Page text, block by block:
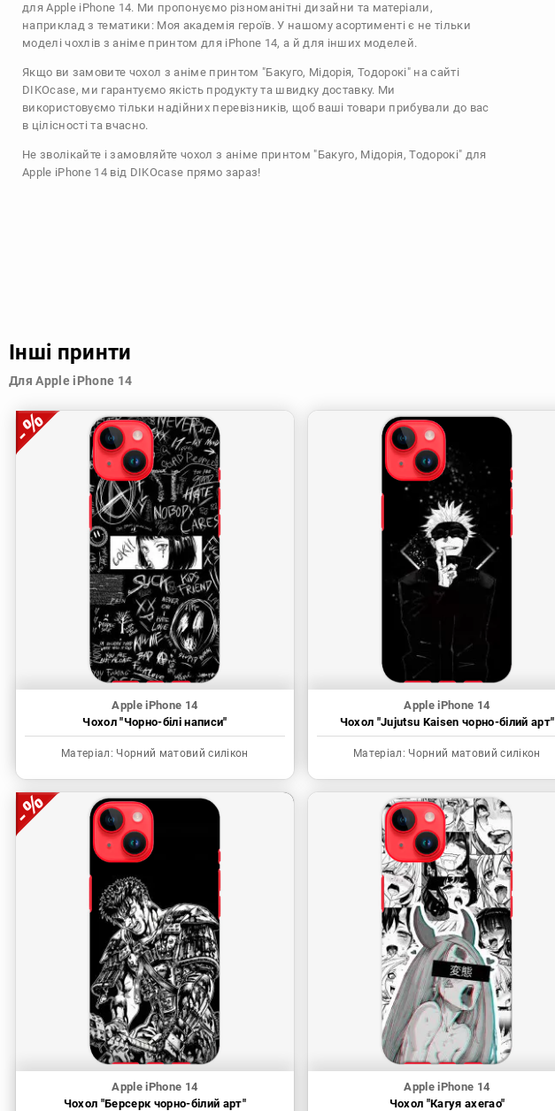
для Apple iPhone 14. Ми пропонуємо різноманітні дизайни та матеріали,
наприклад з тематики: Моя академія героїв. У нашому асортименті є не тільки
моделі чохлів з аніме принтом для iPhone 14, а й для інших моделей.
Якщо ви замовите чохол з аніме принтом "Бакуго, Мідорія, Тодорокі" на сайті
DIKOcase, ми гарантуємо якість продукту та швидку доставку. Ми
використовуємо тільки надійних перевізників, щоб ваші товари прибували до вас
в цілісності та вчасно.
Не зволікайте і замовляйте чохол з аніме принтом "Бакуго, Мідорія, Тодорокі" для
Apple iPhone 14 від DIKOcase прямо зараз!
Інші принти
Для Apple iPhone 14
Apple iPhone 14
Чохол "Чорно-білі написи"
Матеріал: Чорний матовий силікон
Apple iPhone 14
Чохол "Jujutsu Kaisen чорно-білий арт"
Матеріал: Чорний матовий силікон
Apple iPhone 14
Чохол "Берсерк чорно-білий арт"
Apple iPhone 14
Чохол "Кагуя ахегао"